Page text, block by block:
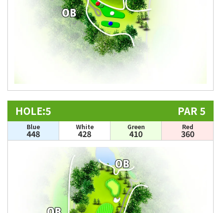
HOLE:5 PAR 5
Blue
448
White
428
Green
410
Red
360